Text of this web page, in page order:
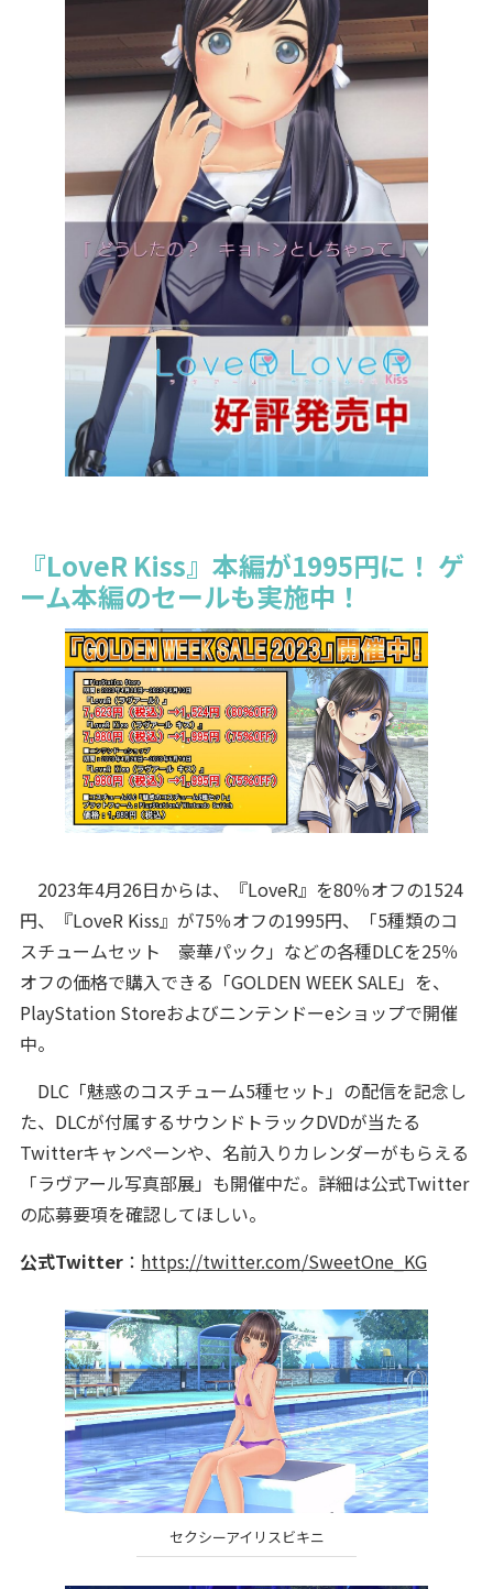
『LoveR Kiss』本編が1995円に！ ゲ
ーム本編のセールも実施中！
2023年4月26日からは、『LoveR』を80％オフの1524
円、『LoveR Kiss』が75％オフの1995円、「5種類のコ
スチュームセット 豪華パック」などの各種DLCを25％
オフの価格で購入できる「GOLDEN WEEK SALE」を、
PlayStation Storeおよびニンテンドーeショップで開催
中。
DLC「魅惑のコスチューム5種セット」の配信を記念し
た、DLCが付属するサウンドトラックDVDが当たる
Twitterキャンペーンや、名前入りカレンダーがもらえる
「ラヴアール写真部展」も開催中だ。詳細は公式Twitter
の応募要項を確認してほしい。
公式Twitter： https://twitter.com/SweetOne_KG
セクシーアイリスビキニ